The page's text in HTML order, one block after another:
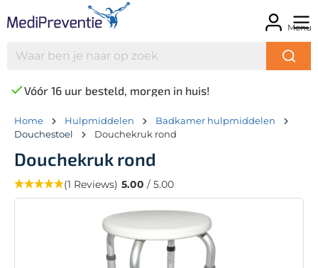
Menu
Vóór 16 uur besteld, morgen in huis!
Home Hulpmiddelen
Badkamer hulpmiddelen
Douchestoel
Douchekruk rond
Douchekruk rond
(1 Reviews) 5.00 / 5.00